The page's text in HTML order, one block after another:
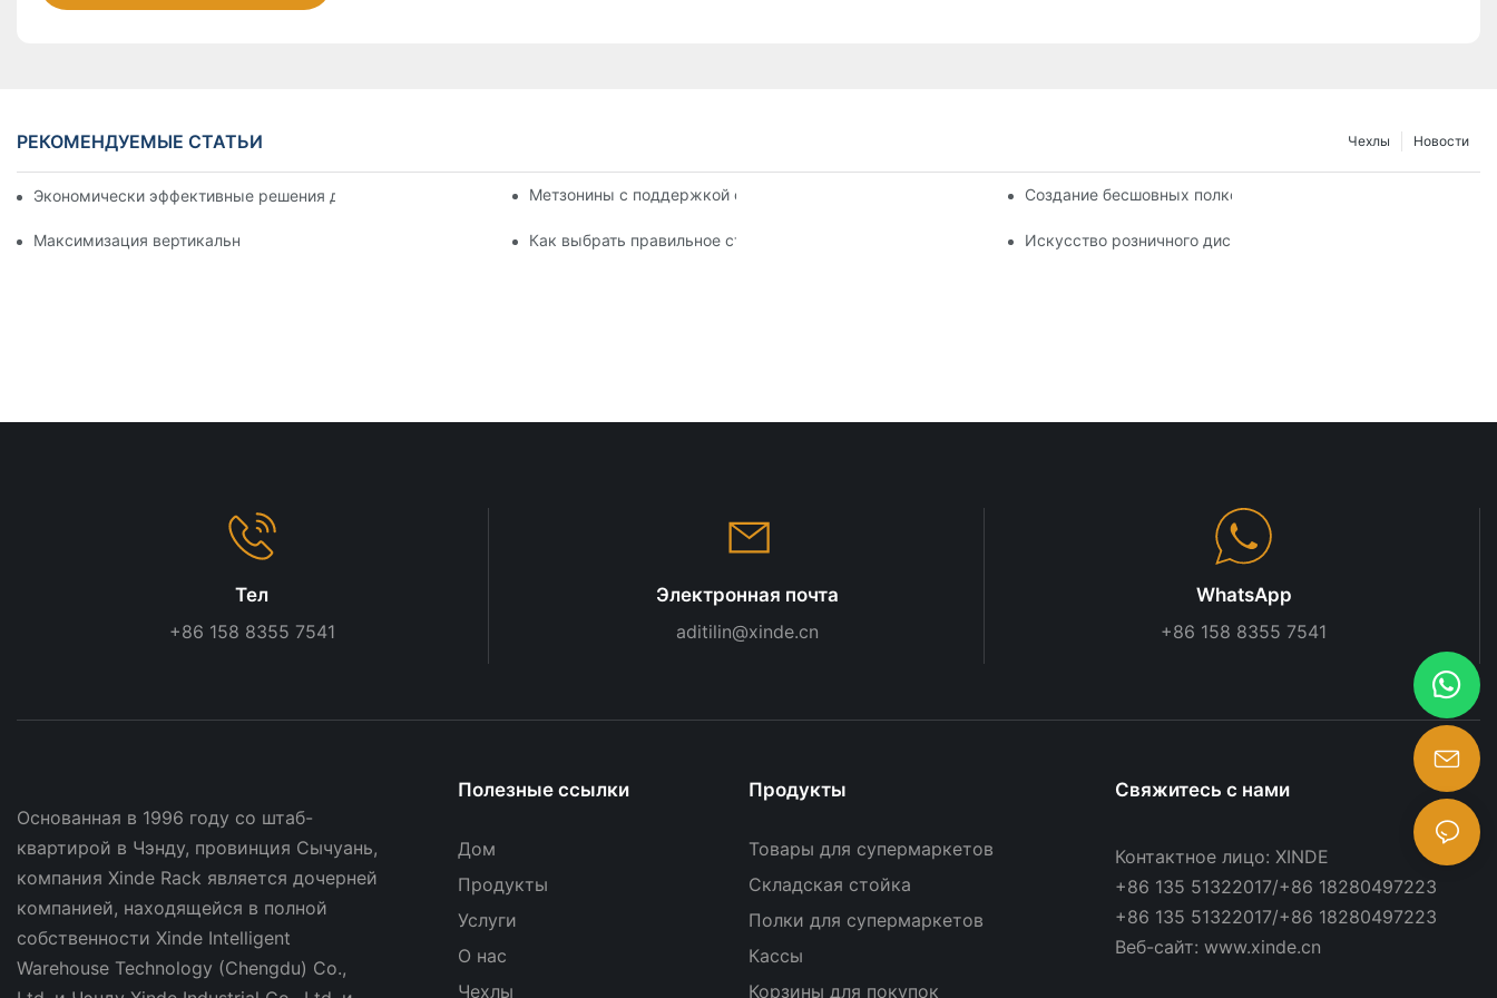
РЕКОМЕНДУЕМЫЕ СТАТЬИ Новости
Чехлы
Экономически эффективные решения для супермаркетов: комплексный анализМетзонины с поддержкой стойки: улучшите плотность и эффективность вашего сервераСоздание бесшовных полков: советы по дизайну Gondola
Максимизация вертикального пространства с творческими видами стеллажей гондолыКак выбрать правильное стеллаж гондолы для вашего магазинаИскусство розничного дисплея: выбор лучших стоек для
Тел
+86 158 8355 7541
Электронная почта
aditilin@xinde.cn
WhatsApp
+86 158 8355 7541
Основанная в 1996 году со штаб-
квартирой в Чэнду, провинция Сычуань,
компания Xinde Rack является дочерней
компанией, находящейся в полной
собственности Xinde Intelligent
Warehouse Technology (Chengdu) Co.,
Полезные ссылки
Дом
Продукты
Услуги
О нас
Чехлы
Продукты
Товары для супермаркетов
Складская стойка
Полки для супермаркетов
Кассы
Корзины для покупок
Свяжитесь с нами
Контактное лицо: XINDE
+86 135 51322017/+86 18280497223
+86 135 51322017/+86 18280497223
Веб-сайт: www.xinde.cn